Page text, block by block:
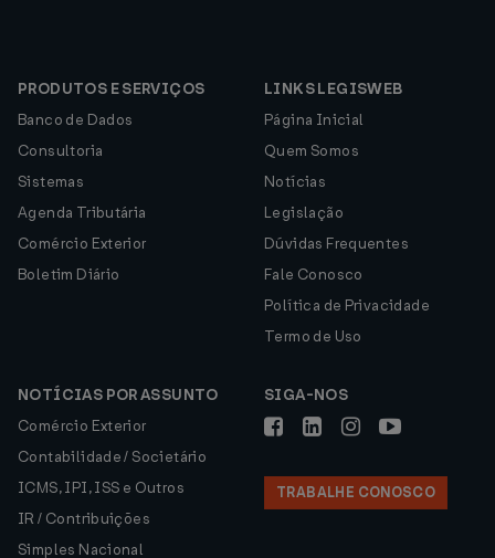
PRODUTOS E SERVIÇOS
Banco de Dados
Consultoria
Sistemas
Agenda Tributária
Comércio Exterior
Boletim Diário
LINKS LEGISWEB
Página Inicial
Quem Somos
Notícias
Legislação
Dúvidas Frequentes
Fale Conosco
Política de Privacidade
Termo de Uso
NOTÍCIAS POR ASSUNTO
Comércio Exterior
Contabilidade / Societário
ICMS, IPI, ISS e Outros
IR / Contribuições
Simples Nacional
SIGA-NOS
TRABALHE CONOSCO